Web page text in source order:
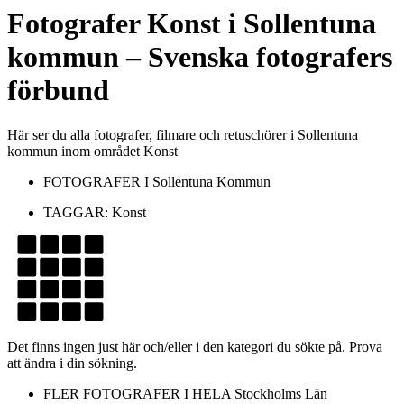
FotograferKonst i Sollentuna
kommun– Svenska fotografers
förbund
Här ser du alla fotografer, filmare och retuschörer i Sollentuna
kommun inom området Konst
FOTOGRAFER I Sollentuna Kommun
TAGGAR: Konst
Det finns ingen just här och/eller i den kategori du sökte på. Prova
att ändra i din sökning.
FLER FOTOGRAFER I HELA Stockholms Län